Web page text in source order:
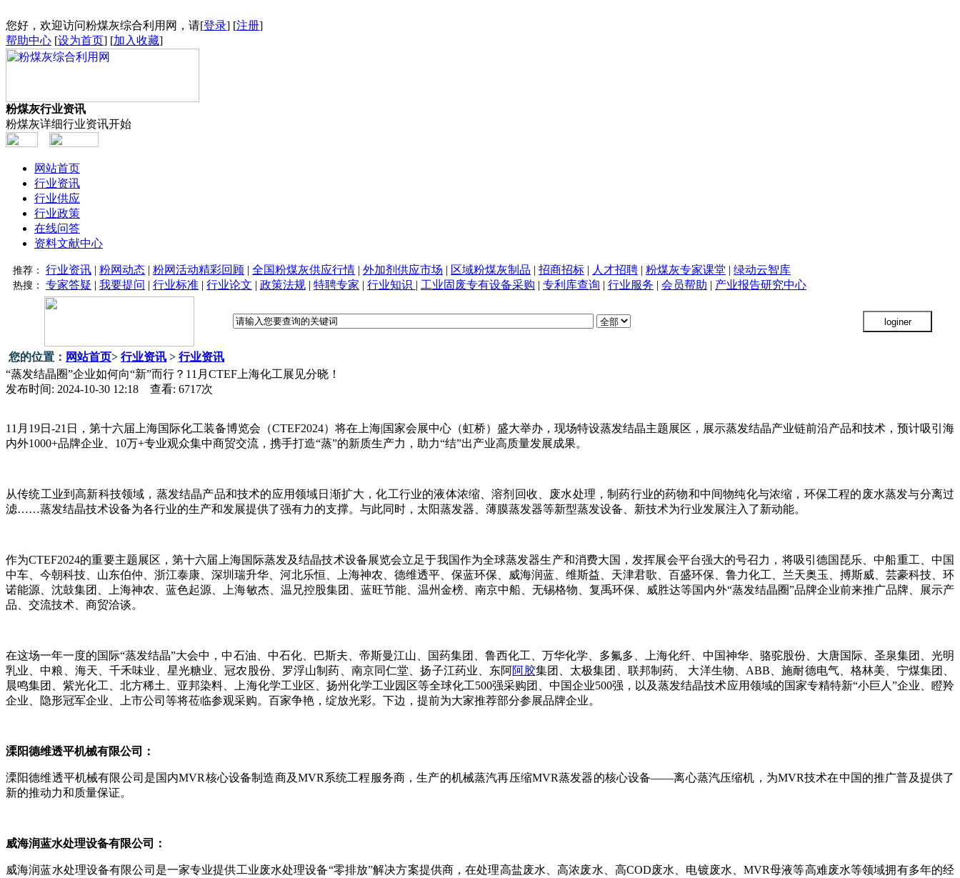
您好，欢迎访问粉煤灰综合利用网，请[登录] [注册]
帮助中心 [设为首页] [加入收藏]
粉煤灰行业资讯
粉煤灰详细行业资讯开始
网站首页
行业资讯
行业供应
行业政策
在线问答
资料文献中心
推荐： 行业资讯 | 粉网动态 | 粉网活动精彩回顾 | 全国粉煤灰供应行情 | 外加剂供应市场 | 区域粉煤灰制品 | 招商招标 | 人才招聘 | 粉煤灰专家课堂 | 绿动云智库
热搜： 专家答疑 | 我要提问 | 行业标准 | 行业论文 | 政策法规 | 特聘专家 | 行业知识 | 工业固废专有设备采购 | 专利库查询 | 行业服务 | 会员帮助 | 产业报告研究中心
您的位置： 网站首页> 行业资讯 > 行业资讯
“蒸发结晶圈”企业如何向“新”而行？11月CTEF上海化工展见分晓！
发布时间: 2024-10-30 12:18 查看: 6717次
11月19日-21日，第十六届上海国际化工装备博览会（CTEF2024）将在上海|国家会展中心（虹桥）盛大举办，现场特设蒸发结晶主题展区，展示蒸发结晶产业链前沿产品和技术，预计吸引海
内外1000+品牌企业、10万+专业观众集中商贸交流，携手打造“蒸”的新质生产力，助力“结”出产业高质量发展成果。
从传统工业到高新科技领域，蒸发结晶产品和技术的应用领域日渐扩大，化工行业的液体浓缩、溶剂回收、废水处理，制药行业的药物和中间物纯化与浓缩，环保工程的废水蒸发与分离过
滤……蒸发结晶技术设备为各行业的生产和发展提供了强有力的支撑。与此同时，太阳蒸发器、薄膜蒸发器等新型蒸发设备、新技术为行业发展注入了新动能。
作为CTEF2024的重要主题展区，第十六届上海国际蒸发及结晶技术设备展览会立足于我国作为全球蒸发器生产和消费大国，发挥展会平台强大的号召力，将吸引德国琵乐、中船重工、中国
中车、今朝科技、山东伯仲、浙江泰康、深圳瑞升华、河北乐恒、上海神农、德维透平、保蓝环保、威海润蓝、维斯益、天津君歌、百盛环保、鲁力化工、兰天奥玉、搏斯威、芸豪科技、环
诺能源、沈鼓集团、上海神农、蓝色起源、上海敏杰、温兄控股集团、蓝旺节能、温州金榜、南京中船、无锡格物、复禹环保、威胜达等国内外“蒸发结晶圈”品牌企业前来推广品牌、展示产
品、交流技术、商贸洽谈。
在这场一年一度的国际“蒸发结晶”大会中，中石油、中石化、巴斯夫、帝斯曼江山、国药集团、鲁西化工、万华化学、多氟多、上海化纤、中国神华、骆驼股份、大唐国际、圣泉集团、光明
乳业、中粮、海天、千禾味业、星光糖业、冠农股份、罗浮山制药、南京同仁堂、扬子江药业、东阿阿胶集团、太极集团、联邦制药、
大洋生物、ABB、施耐德电气、格林美、宁煤集团、
晨鸣集团、紫光化工、北方稀土、亚邦染料、上海化学工业区、扬州化学工业园区等全球化工500强采购团、中国企业500强，以及蒸发结晶技术应用领域的国家专精特新“小巨人”企业、瞪羚
企业、隐形冠军企业、上市公司等将莅临参观采购。百家争艳，绽放光彩。下边，提前为大家推荐部分参展品牌企业。
溧阳德维透平机械有限公司：
溧阳德维透平机械有限公司是国内MVR核心设备制造商及MVR系统工程服务商，生产的机械蒸汽再压缩MVR蒸发器的核心设备——离心蒸汽压缩机，为MVR技术在中国的推广普及提供了
新的推动力和质量保证。
威海润蓝水处理设备有限公司：
威海润蓝水处理设备有限公司是一家专业提供工业废水处理设备“零排放”解决方案提供商 ，在处理高盐废水、高浓废水、高COD废水、电镀废水、MVR母液等高难废水等领域拥有多年的经